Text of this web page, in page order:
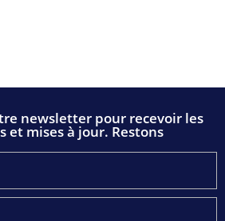
newsletter pour recevoir les
et mises à jour. Restons